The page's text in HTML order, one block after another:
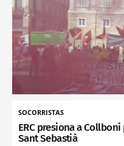
SOCORRISTAS
ERC presiona a
Sant Sebastià